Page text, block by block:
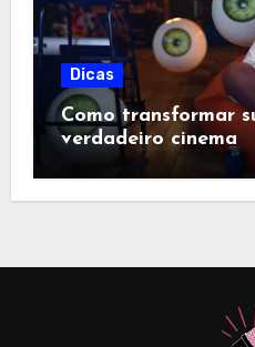
Dicas
Como transformar
verdadeiro cinema